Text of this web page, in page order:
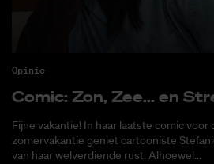
Opinie
Co­mic: Zon, Zee... en
Fijne vakantie! In haar laatste comic voor
zomervakantie geniet cartooniste
van haar welverdiende rust. Alhoewel...